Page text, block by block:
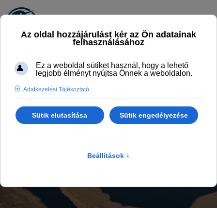
ÉLMÉNYFALU BLOG
Programok, aktualitások
Élményfalu Blog